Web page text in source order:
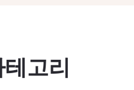
고리